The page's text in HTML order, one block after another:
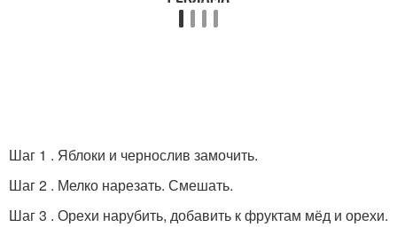
Шаг 1 . Яблоки и чернослив замочить.
Шаг 2 . Мелко нарезать. Смешать.
Шаг 3 . Орехи нарубить, добавить к фруктам мёд и орехи.